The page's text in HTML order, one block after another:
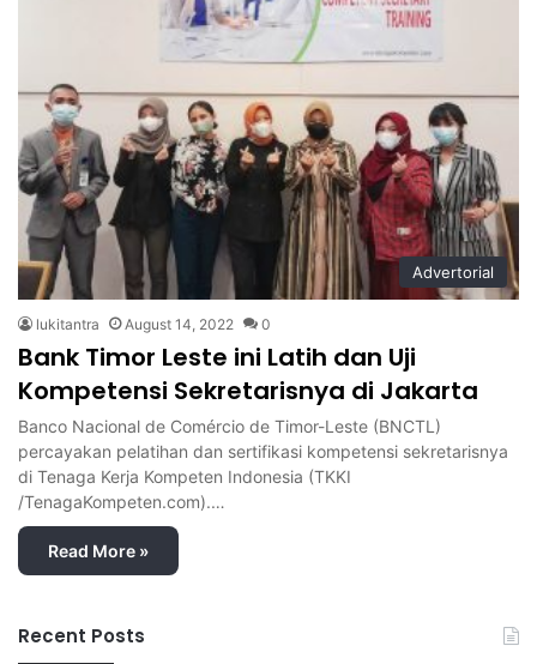
Advertorial
lukitantra August 14, 2022 0
Bank Timor Leste ini Latih dan Uji
Kompetensi Sekretarisnya di Jakarta
Banco Nacional de Comércio de Timor-Leste (BNCTL)
percayakan pelatihan dan sertifikasi kompetensi sekretarisnya
di Tenaga Kerja Kompeten Indonesia (TKKI
/TenagaKompeten.com).…
Read More »
Recent Posts